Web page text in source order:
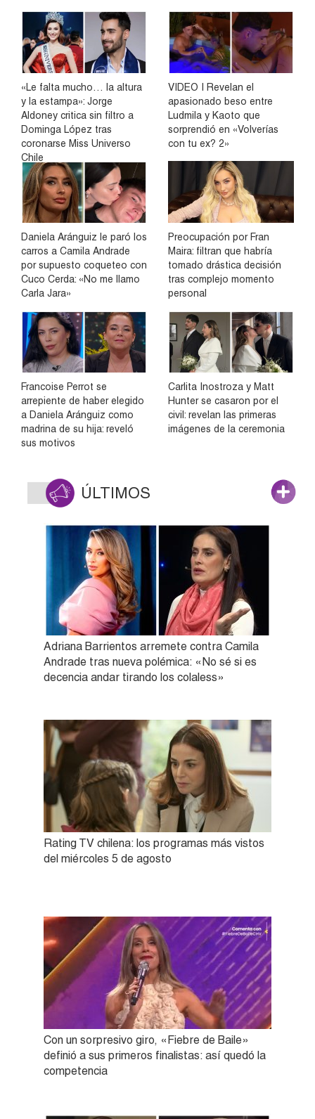
«Le falta mucho… la altura
y la estampa»: Jorge
Aldoney critica sin filtro a
Dominga López tras
coronarse Miss Universo
Chile
VIDEO | Revelan el
apasionado beso entre
Ludmila y Kaoto que
sorprendió en «Volverías
con tu ex? 2»
Daniela Aránguiz le paró los
carros a Camila Andrade
por supuesto coqueteo con
Cuco Cerda: «No me llamo
Carla Jara»
Preocupación por Fran
Maira: filtran que habría
tomado drástica decisión
tras complejo momento
personal
Francoise Perrot se
arrepiente de haber elegido
a Daniela Aránguiz como
madrina de su hija: reveló
sus motivos
Carlita Inostroza y Matt
Hunter se casaron por el
civil: revelan las primeras
imágenes de la ceremonia
ÚLTIMOS
Adriana Barrientos arremete contra Camila
Andrade tras nueva polémica: «No sé si es
decencia andar tirando los colaless»
Rating TV chilena: los programas más vistos
del miércoles 5 de agosto
Con un sorpresivo giro, «Fiebre de Baile»
definió a sus primeros finalistas: así quedó la
competencia